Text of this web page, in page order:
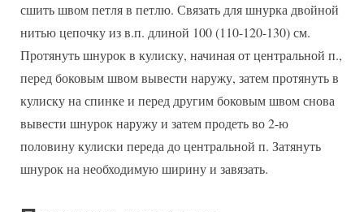
сшить швом петля в петлю. Связать для шнурка двойной
нитью цепочку из в.п. длиной 100 (110-120-130) см.
Протянуть шнурок в кулиску, начиная от центральной п.,
перед боковым швом вывести наружу, затем протянуть в
кулиску на спинке и перед другим боковым швом снова
вывести шнурок наружу и затем продеть во 2-ю
половину кулиски переда до центральной п. Затянуть
шнурок на необходимую ширину и завязать.